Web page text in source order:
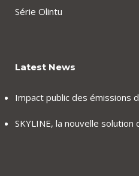
Série Olintu
Latest News
Impact public des émissions
SKYLINE, la nouvelle solution